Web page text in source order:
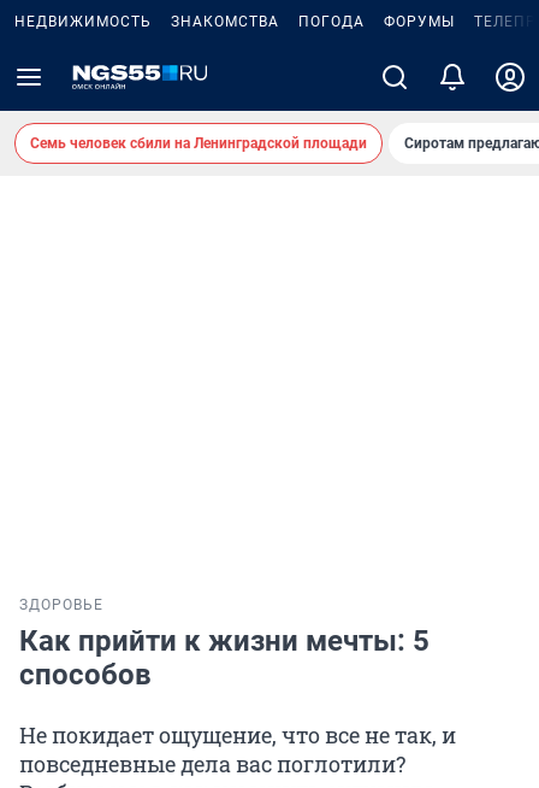
НЕДВИЖИМОСТЬ ЗНАКОМСТВА ПОГОДА ФОРУМЫ
Семь человек сбили на Ленинградской площади Сиротам
ЗДОРОВЬЕ
Как прийти к жизни мечты: 5
способов
Не покидает ощущение, что все не так, и
повседневные дела вас поглотили?